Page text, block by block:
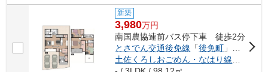
新築
3,980万円
南国農協連前バス停下車 徒歩2分
とさでん交通後免線 「後免町 」駅 徒歩13分